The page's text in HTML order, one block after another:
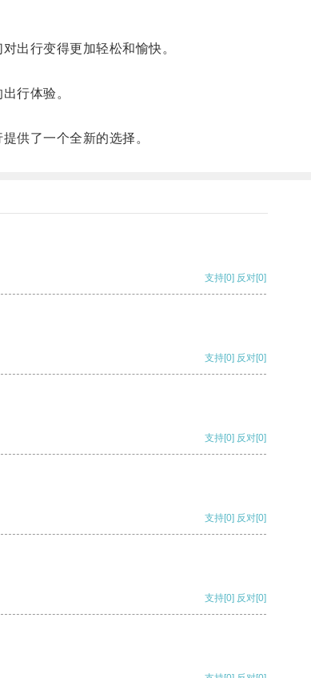
出行变得更加轻松和愉快。
行体验。
供了一个全新的选择。
支持[0] 反对[0]
支持[0] 反对[0]
支持[0] 反对[0]
支持[0] 反对[0]
支持[0] 反对[0]